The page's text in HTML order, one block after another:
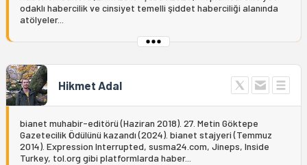
odaklı habercilik ve cinsiyet temelli şiddet haberciliği alanında
atölyeler...
Hikmet Adal
bianet muhabir-editörü (Haziran 2018). 27. Metin Göktepe
Gazetecilik Ödülünü kazandı (2024). bianet stajyeri (Temmuz
2014). Expression Interrupted, susma24.com, Jineps, Inside
Turkey, tol.org gibi platformlarda haber...